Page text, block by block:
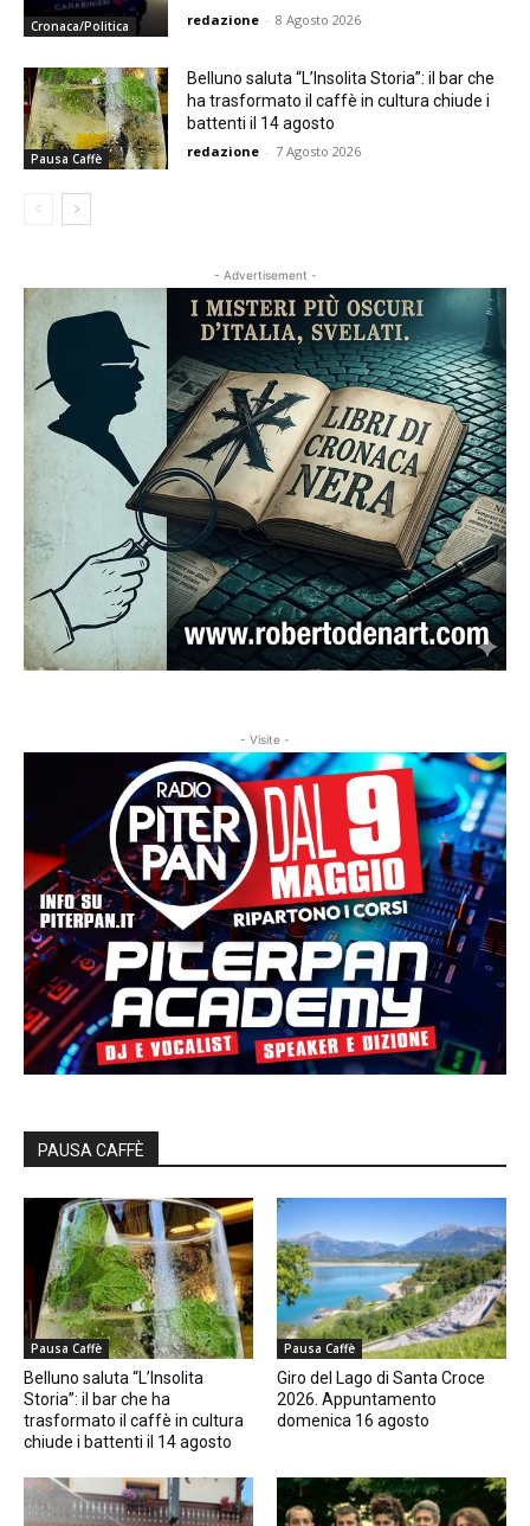
Cronaca/Politica redazione - 8 Agosto 2026
Pausa Caffè
Belluno saluta “L’Insolita Storia”: il bar che
ha trasformato il caffè in cultura chiude i
battenti il 14 agosto
redazione - 7 Agosto 2026
- Advertisement -
- Visite -
PAUSA CAFFÈ
Pausa Caffè
Belluno saluta “L’Insolita
Storia”: il bar che ha
trasformato il caffè in cultura
chiude i battenti il 14 agosto
Pausa Caffè
Giro del Lago di Santa Croce
2026. Appuntamento
domenica 16 agosto